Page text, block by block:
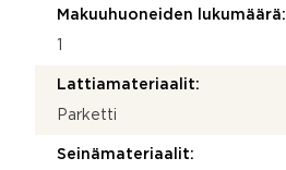
Makuuhuoneiden lukumäärä:
Lattiamateriaalit:
Parketti
Seinämateriaalit: